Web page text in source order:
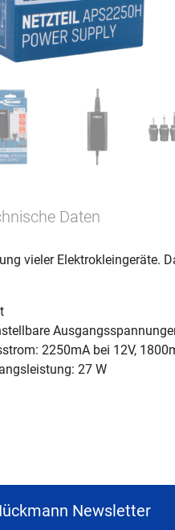
Daten
vieler Elektrokleingeräte.
2250mA bei 12V,
27 W
Newsletter